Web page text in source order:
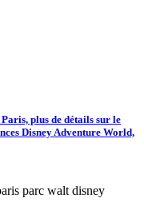
plus de détails sur le
Disney Adventure World,